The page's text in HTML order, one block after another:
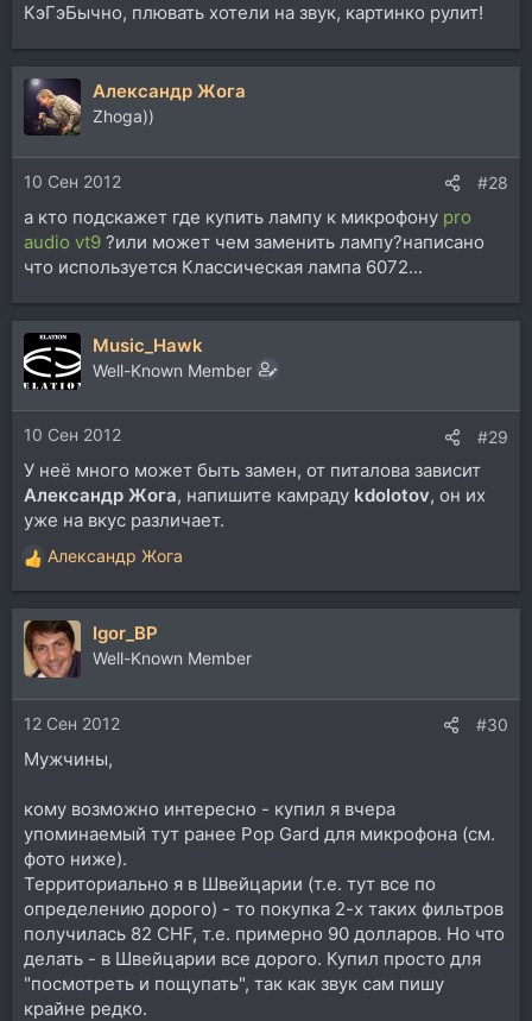
КэГэБычно, плювать хотели на звук, картинко рулит!
Александр Жога
Zhoga))
10 Сен 2012 #28
а кто подскажет где купить лампу к микрофону pro
audio vt9 ?или может чем заменить лампу?написано
что используется Классическая лампа 6072...
Music_Hawk
Well-Known Member
10 Сен 2012 #29
У неё много может быть замен, от питалова зависит
Александр Жога, напишите камраду kdolotov, он их
уже на вкус различает.
Р
е
а
к
ц
и
и
:
Александр Жога
Igor_BP
Well-Known Member
12 Сен 2012 #30
Мужчины,
кому возможно интересно - купил я вчера
упоминаемый тут ранее Pop Gard для микрофона (см.
фото ниже).
Территориально я в Швейцарии (т.е. тут все по
определению дорого) - то покупка 2-х таких фильтров
получилась 82 CHF, т.е. примерно 90 долларов. Но что
делать - в Швейцарии все дорого. Купил просто для
"посмотреть и пощупать", так как звук сам пишу
крайне редко.